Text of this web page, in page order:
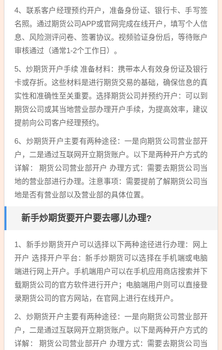
4、联系客户经理预约开户，准备身份证、银行卡、手写签
名照。通过期货公司APP或官网完成在线开户，填写个人信
息、风险测评问卷、签署协议。视频验证身份后，等待账户
审核通过（通常1-2个工作日）。
5、炒期货开户手续 准备材料：携带本人有效身份证及银行
卡或存折。这些材料是进行期货交易的基础，确保信息的真
实性和准确性至关重要。选择期货公司并预约开户：可以到
期货公司或其当地营业部办理开户手续，为提高效率，建议
提前向公司客户经理预约。
6、炒期货开户主要有两种途径：一是向期货公司营业部开
户，二是通过互联网开立期货账户。以下是两种开户方式的
详解： 期货公司营业部开户 办理方式：需要去期货公司当
地的营业部进行办理。注意事项：需要提前了解期货公司当
地是否有营业部以及营业部的具体位置。
新手炒期货要开户要去哪儿办理?
1、新手炒期货开户可以选择以下两种途径进行办理：网上
开户 选择开户平台：新手炒期货可以选择在手机端或电脑
端进行网上开户。手机端用户可以在手机应用商店搜索并下
载期货公司的官方软件进行开户；电脑端用户则可以直接登
录期货公司的官方网站，在官网上进行在线开户。
2、炒期货开户主要有两种途径：一是向期货公司营业部开
户，二是通过互联网开立期货账户。以下是两种开户方式的
详解： 期货公司营业部开户 办理方式：需要去期货公司当